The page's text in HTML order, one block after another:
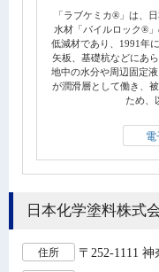
「ラブケミカ®」は、
水材「パイルロック®
低減材であり、1991年
矢板、基礎杭などにあ
地中の水分や周辺固定
が潤滑層として働き、
ため、
電
日本化学塗料株式
住所 〒252-1111